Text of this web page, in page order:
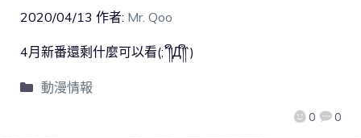
2020/04/13 作者: Mr. Qoo
0 0
4月新番還剩什麼可以看(;´༎ຶД༎ຶ`)
動漫情報